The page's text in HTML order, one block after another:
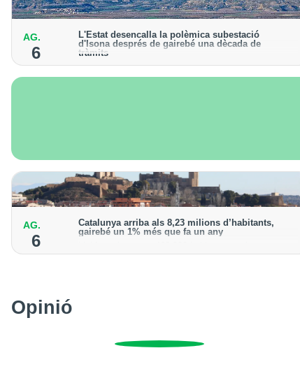
AG.
6
L'Estat desencalla la polèmica subestació
d'Isona després de gairebé una dècada de
tràmits
L’Ajuntament presentarà un recurs contra la resolució
"per intentar impedir la construcció"
AG.
6
Catalunya arriba als 8,23 milions d’habitants,
gairebé un 1% més que fa un any
increment de l’1,3% de la població
Opinió